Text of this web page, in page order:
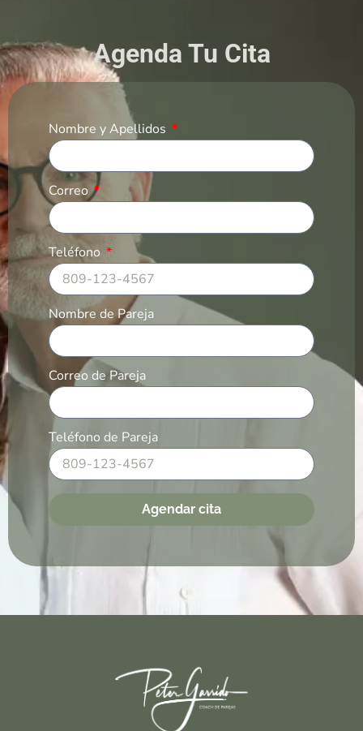
Agenda Tu Cita
Nombre y Apellidos
Correo
Teléfono
Nombre de Pareja
Correo de Pareja
Teléfono de Pareja
Agendar cita